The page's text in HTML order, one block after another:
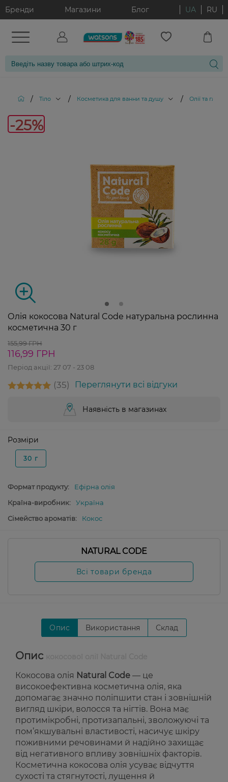
Бренди Магазини Блог UA RU
/ Тіло / Косметика для ванни та душу / Олії та глина
-25%
Олія кокосова Natural Code натуральна рослинна
косметична 30 г
155,99 ГРН
116,99 ГРН
Період акції: 27 07 - 23 08
35 Переглянути всі відгуки
Наявність в магазинах
Розміри
30 г
Формат продукту:
Ефірна олія
Країна-виробник:
Україна
Сімейство ароматів:
Кокос
NATURAL CODE
Всі товари бренда
Опис Використання Склад
Опис
Кокосова олія Natural Code — це
високоефективна косметична олія, яка
допомагає значно поліпшити стан і зовнішній
вигляд шкіри, волосся та нігтів. Вона має
протимікробні, протизапальні, зволожуючі та
пом’якшувальні властивості, насичує шкіру
поживними речовинами й надійно захищає
від негативного впливу зовнішніх факторів.
Косметична кокосова олія усуває відчуття
сухості та стягнутості, лущення й